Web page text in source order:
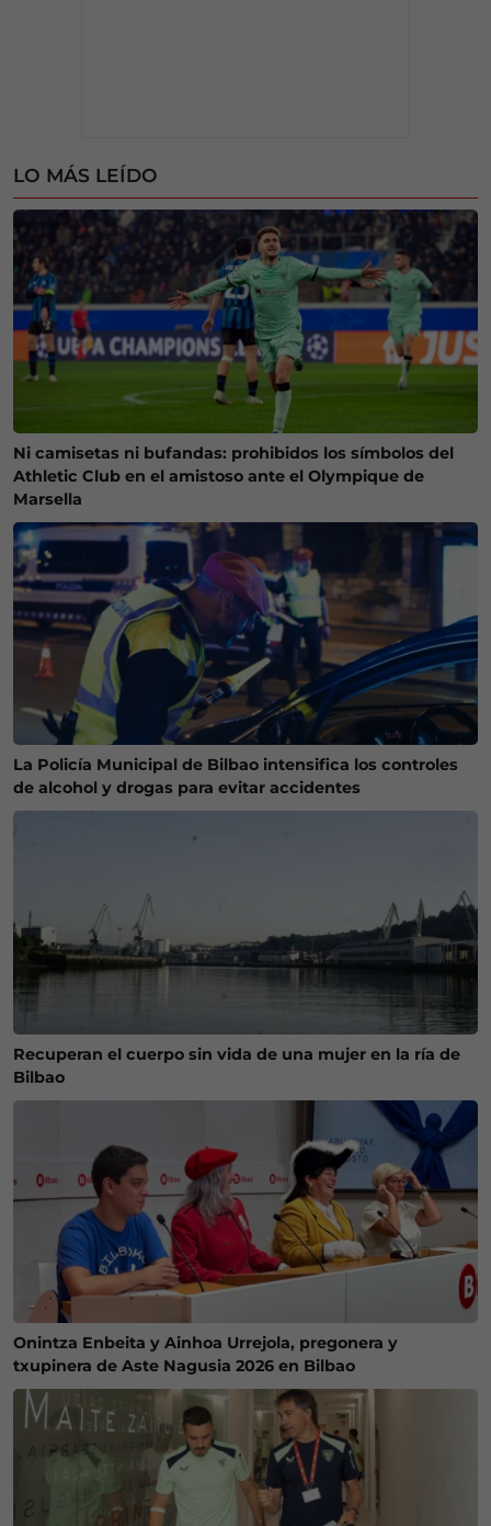
LO MÁS LEÍDO
Ni camisetas ni bufandas: prohibidos los símbolos del
Athletic Club en el amistoso ante el Olympique de
Marsella
La Policía Municipal de Bilbao intensifica los controles
de alcohol y drogas para evitar accidentes
Recuperan el cuerpo sin vida de una mujer en la ría de
Bilbao
Onintza Enbeita y Ainhoa Urrejola, pregonera y
txupinera de Aste Nagusia 2026 en Bilbao